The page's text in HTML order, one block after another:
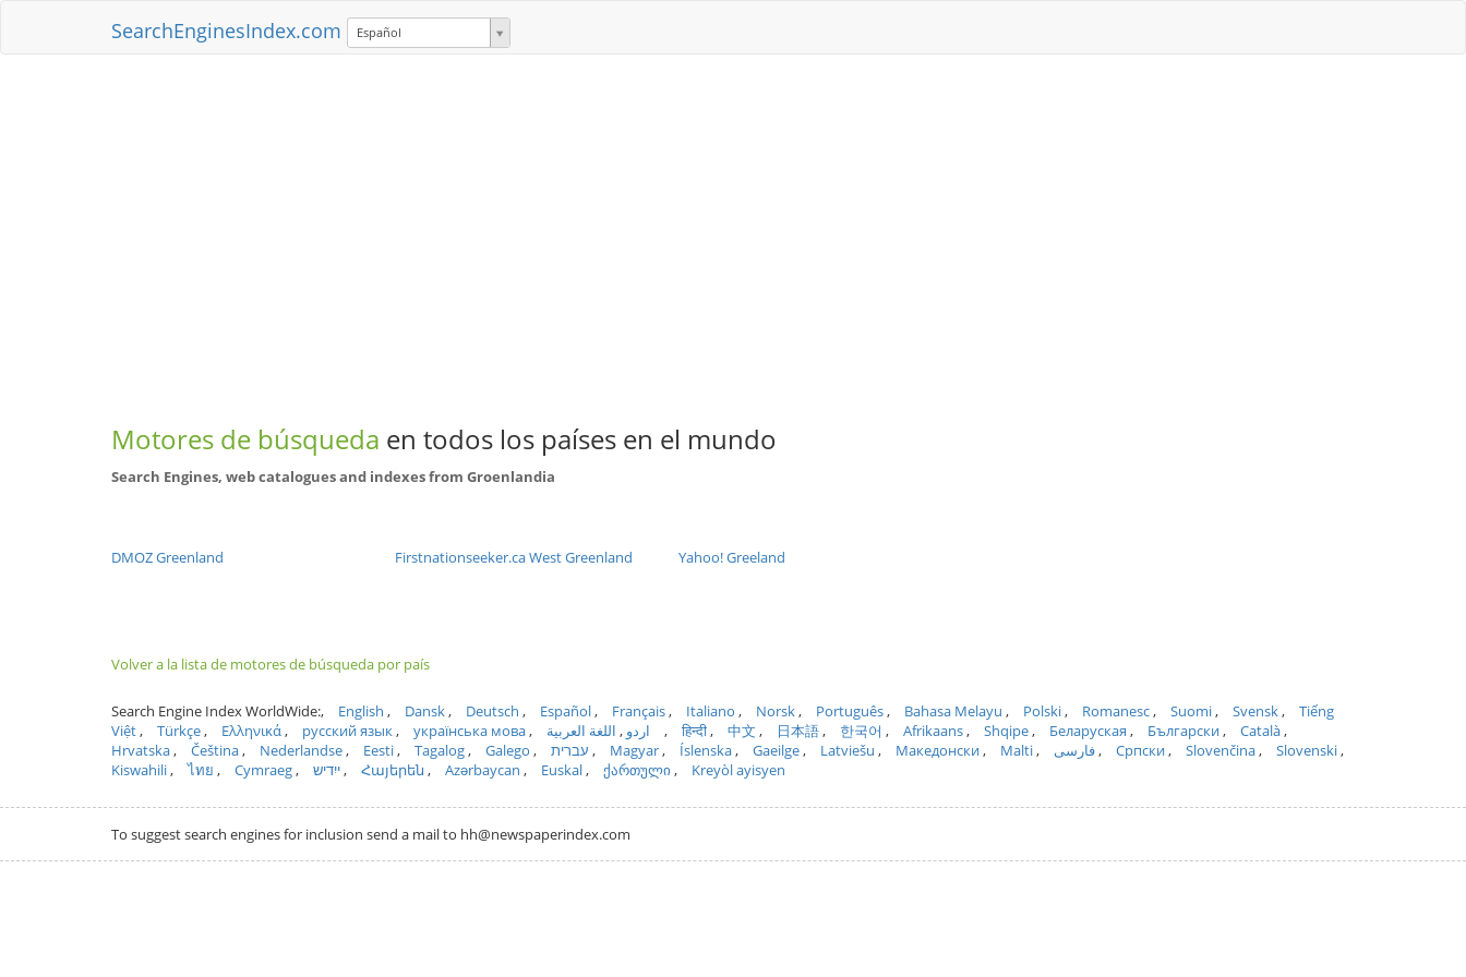
SearchEnginesIndex.com Español
Motores de búsqueda en todos los países en el mundo
Search Engines, web catalogues and indexes from Groenlandia
DMOZ Greenland Firstnationseeker.ca West Greenland Yahoo! Greeland
Volver a la lista de motores de búsqueda por país
Search Engine Index WorldWide: English Dansk Deutsch Español Français Italiano Norsk Português Bahasa Melayu Polski Romanesc Suomi Svensk
Tiếng
Việt
Türkçe Ελληνικά русский язык українська мова اردو اللغة العربية हिन्दी 中文 日本語 한국어 Afrikaans Shqipe Беларуская Български
Català
Hrvatska
Čeština Nederlandse Eesti Tagalog Galego עברית Magyar Íslenska Gaeilge Latviešu Македонски Malti فارسی Српски Slovenčina
Slovenski
Kiswahili
ไทย Cymraeg ייִדיש Հայերեն Azərbaycan Euskal ქართული Kreyòl ayisyen
To suggest search engines for inclusion send a mail to hh@newspaperindex.com